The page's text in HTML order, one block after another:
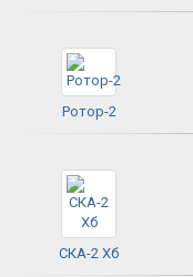
Ротор-2
СКА-2 Хб